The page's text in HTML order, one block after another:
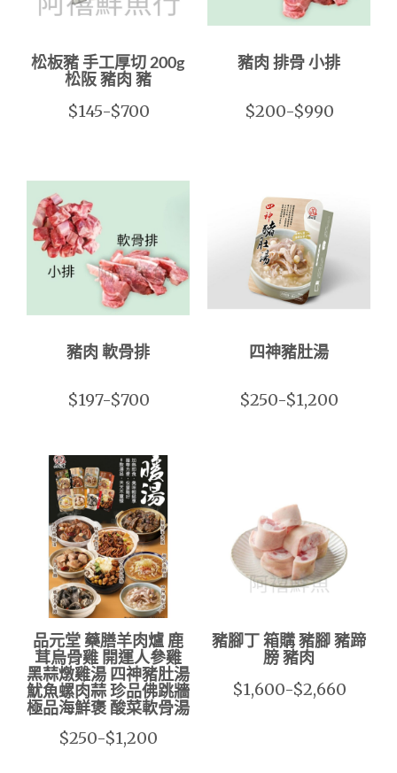
松板豬 手工厚切 200g
松阪 豬肉 豬
$145-$700
豬肉 排骨 小排
$200-$990
豬肉 軟骨排
$197-$700
四神豬肚湯
$250-$1,200
品元堂 藥膳羊肉爐 鹿
茸烏骨雞 開運人參雞
黑蒜燉雞湯 四神豬肚湯
魷魚螺肉蒜 珍品佛跳牆
極品海鮮褒 酸菜軟骨湯
$250-$1,200
豬腳丁 箱購 豬腳 豬蹄
膀 豬肉
$1,600-$2,660